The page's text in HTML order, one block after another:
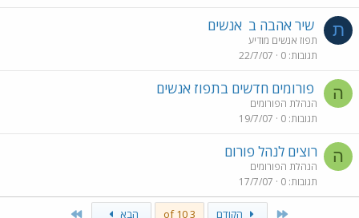
ת שיר אהבה ב אנשים
תפוז אנשים מודיע
תגובות 0
22/7/07
ה פורומים חדשים בתפוז אנשים
הנהלת הפורומים
תגובות 0
19/7/07
ה רוצים לנהל פורום
הנהלת הפורומים
תגובות 0
17/7/07
הקודם 3 of 10 הבא